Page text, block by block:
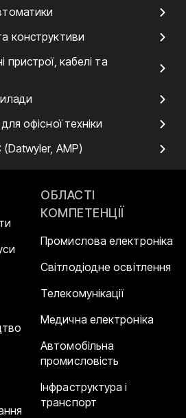
конструктиви
пристрої, кабелі та
офісної техніки
AMP)
ОБЛАСТІ
КОМПЕТЕНЦІЇ
Промислова електроніка
Світлодіодне освітлення
Телекомунікації
Медична електроніка
Автомобільна
промисловість
Інфраструктура і
транспорт